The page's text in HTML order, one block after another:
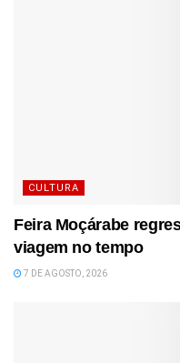
CULTURA
Feira Moçárabe
viagem no tempo
7 DE AGOSTO, 2026